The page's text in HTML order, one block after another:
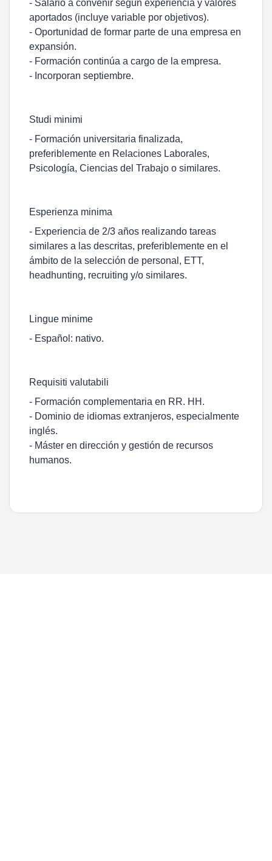
- Salario a convenir según experiencia y valores
aportados (incluye variable por objetivos).
- Oportunidad de formar parte de una empresa en
expansión.
- Formación continúa a cargo de la empresa.
- Incorporan septiembre.
Studi minimi
- Formación universitaria finalizada,
preferiblemente en Relaciones Laborales,
Psicología, Ciencias del Trabajo o similares.
Esperienza minima
- Experiencia de 2/3 años realizando tareas
similares a las descritas, preferiblemente en el
ámbito de la selección de personal, ETT,
headhunting, recruiting y/o similares.
Lingue minime
- Español: nativo.
Requisiti valutabili
- Formación complementaria en RR. HH.
- Dominio de idiomas extranjeros, especialmente
inglés.
- Máster en dirección y gestión de recursos
humanos.